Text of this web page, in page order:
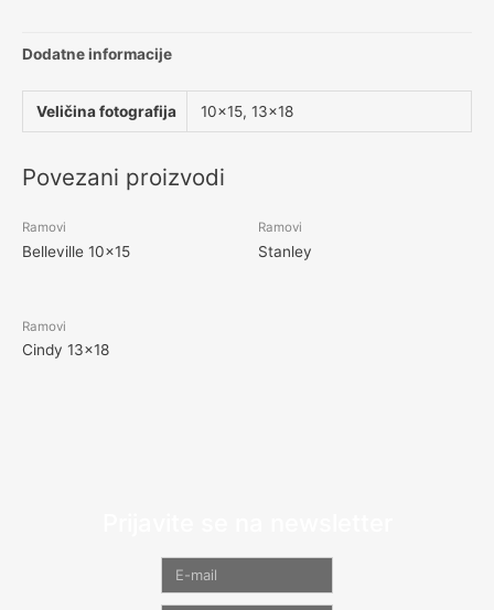
Dodatne informacije
Veličina fotografija 10×15, 13×18
Povezani proizvodi
Ramovi
Belleville 10×15
Ramovi
Stanley
Ramovi
Cindy 13×18